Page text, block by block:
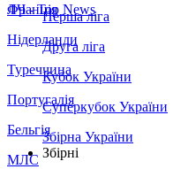
Франція
Нідерланди
Туреччина
Португалія
Бельгія
МЛС
ЛЧ - Top News
Перша ліга
Друга ліга
Кубок України
Суперкубок України
Збірна України
Збірні